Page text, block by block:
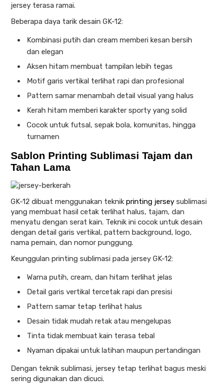
jersey terasa ramai.
Beberapa daya tarik desain GK-12:
Kombinasi putih dan cream memberi kesan bersih
dan elegan
Aksen hitam membuat tampilan lebih tegas
Motif garis vertikal terlihat rapi dan profesional
Pattern samar menambah detail visual yang halus
Kerah hitam memberi karakter sporty yang solid
Cocok untuk futsal, sepak bola, komunitas, hingga
turnamen
Sablon Printing Sublimasi Tajam dan
Tahan Lama
GK-12 dibuat menggunakan teknik printing jersey sublimasi
yang membuat hasil cetak terlihat halus, tajam, dan
menyatu dengan serat kain. Teknik ini cocok untuk desain
dengan detail garis vertikal, pattern background, logo,
nama pemain, dan nomor punggung.
Keunggulan printing sublimasi pada jersey GK-12:
Warna putih, cream, dan hitam terlihat jelas
Detail garis vertikal tercetak rapi dan presisi
Pattern samar tetap terlihat halus
Desain tidak mudah retak atau mengelupas
Tinta tidak membuat kain terasa tebal
Nyaman dipakai untuk latihan maupun pertandingan
Dengan teknik sublimasi, jersey tetap terlihat bagus meski
sering digunakan dan dicuci.